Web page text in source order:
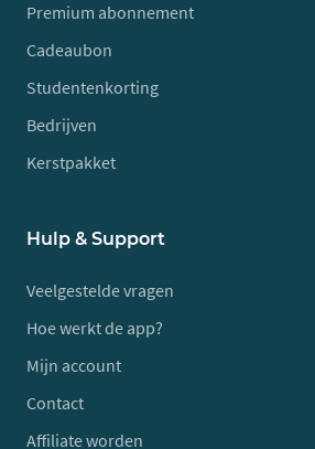
Premium abonnement
Cadeaubon
Studentenkorting
Bedrijven
Kerstpakket
Hulp & Support
Veelgestelde vragen
Hoe werkt de app?
Mijn account
Contact
Affiliate worden